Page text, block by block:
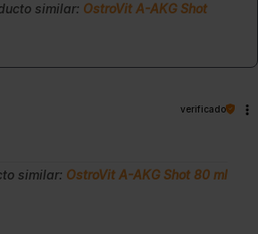
similar: OstroVit A-AKG Shot
verificado
similar: OstroVit A-AKG Shot 80 ml